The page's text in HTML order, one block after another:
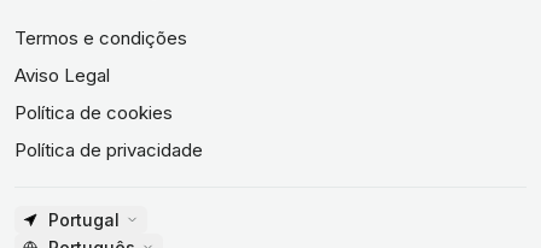
Termos e condições
Aviso Legal
Política de cookies
Política de privacidade
Portugal